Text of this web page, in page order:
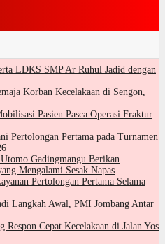
LDKS SMP Ar Ruhul Jadid dengan
Korban Kecelakaan di Sengon,
Pasien Pasca Operasi Fraktur
Pertolongan Pertama pada Turnamen
Gadingmangu Berikan
Mengalami Sesak Napas
Pertolongan Pertama Selama
Langkah Awal, PMI Jombang Antar
Respon Cepat Kecelakaan di Jalan Yos